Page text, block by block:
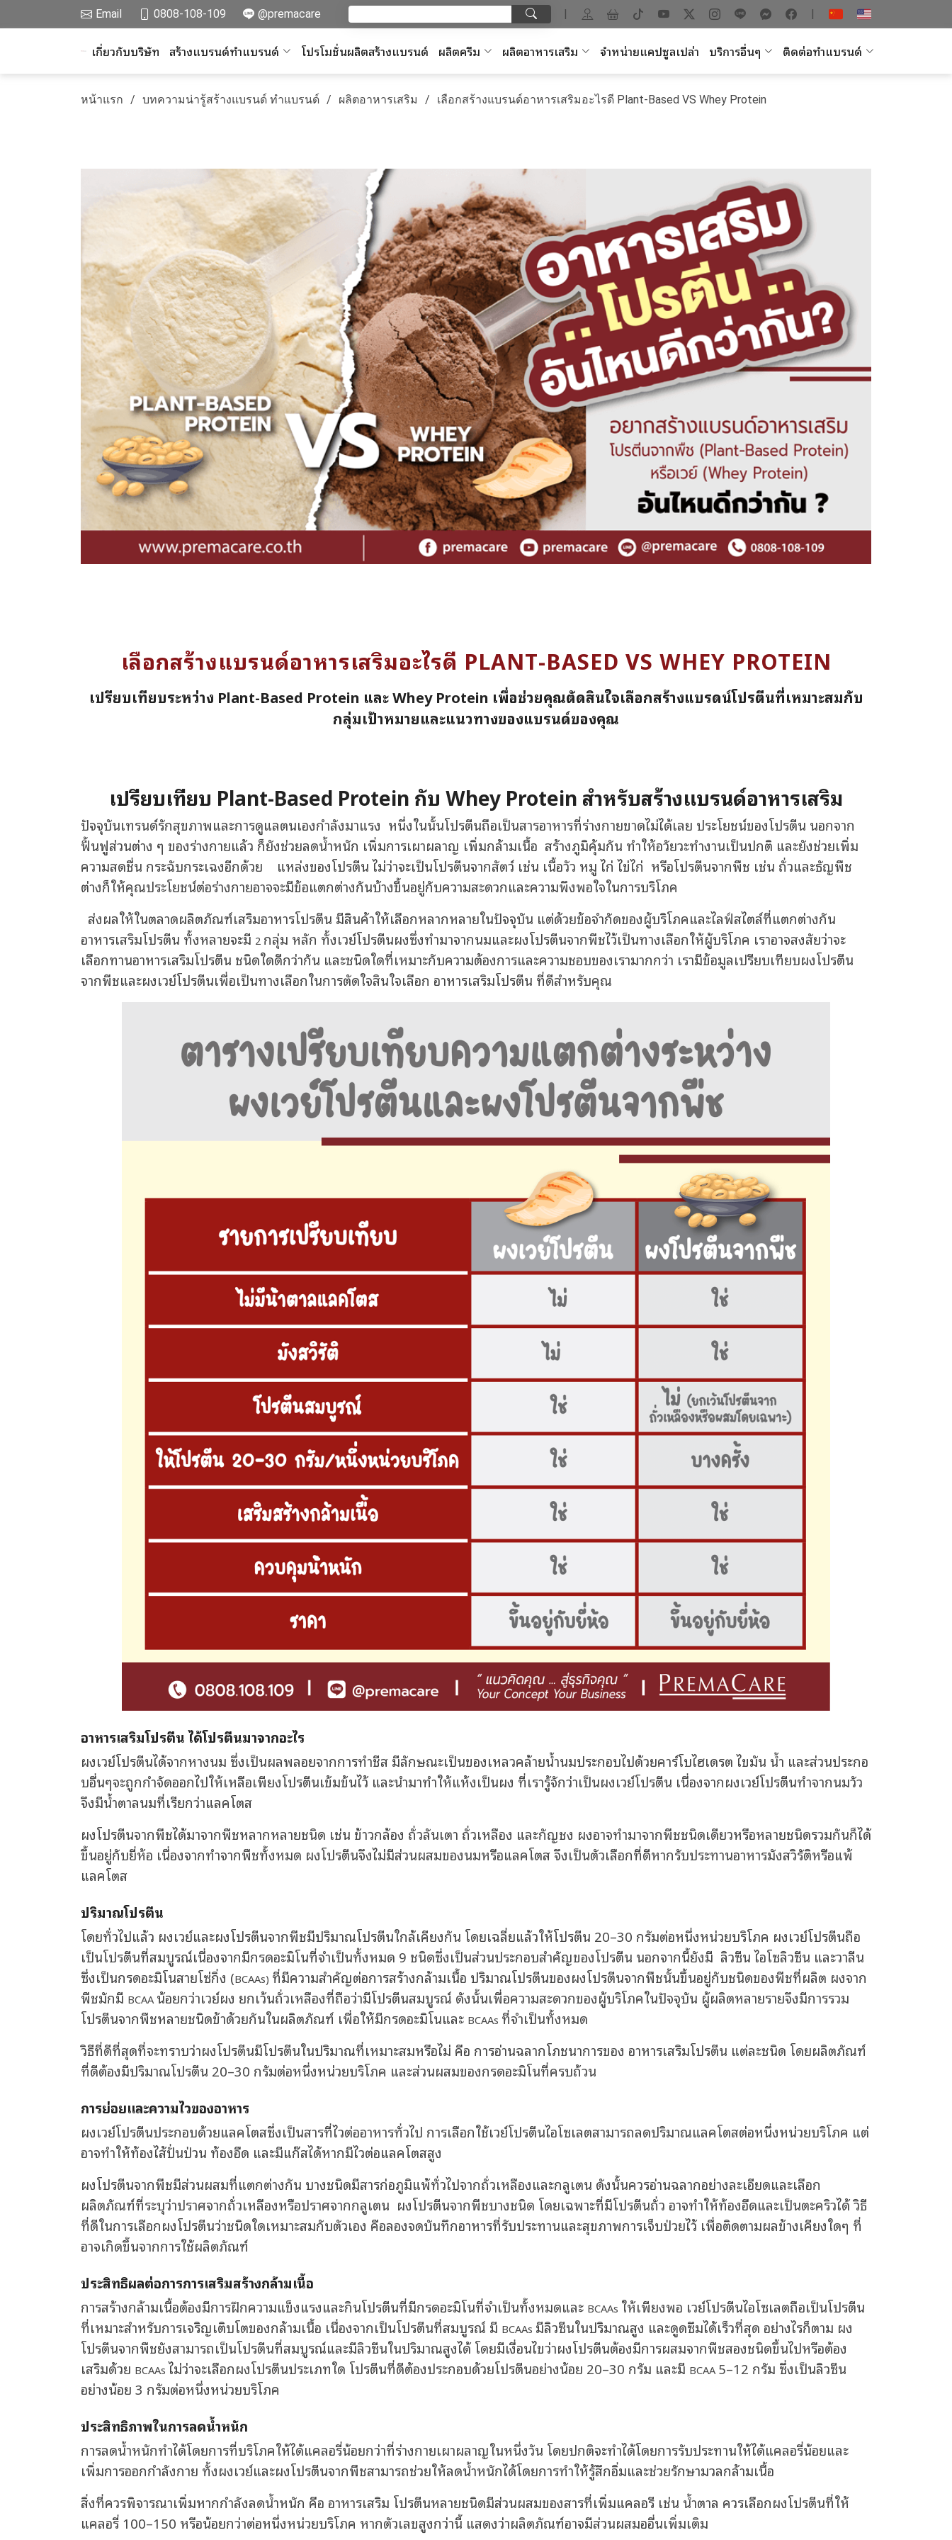
Email 0808-108-109 @premacare | |
เกี่ยวกับบริษัท สร้างแบรนด์ทำแบรนด์ โปรโมชั่นผลิตสร้างแบรนด์ ผลิตครีม ผลิตอาหารเสริม จำหน่ายแคปซูลเปล่า บริการอื่นๆ ติดต่อทำแบรนด์
หน้าแรก บทความน่ารู้สร้างแบรนด์ ทำแบรนด์ ผลิตอาหารเสริม เลือกสร้างแบรนด์อาหารเสริมอะไรดี Plant-Based VS Whey Protein
เลือกสร้างแบรนด์อาหารเสริมอะไรดี PLANT-BASED VS WHEY PROTEIN
เปรียบเทียบระหว่าง Plant-Based Protein และ Whey Protein เพื่อช่วยคุณตัดสินใจเลือกสร้างแบรดน์โปรตีนที่เหมาะสมกับ
กลุ่มเป้าหมายและแนวทางของแบรนด์ของคุณ
เปรียบเทียบ Plant-Based Protein กับ Whey Protein สำหรับสร้างแบรนด์อาหารเสริม
ปัจจุบันเทรนด์รักสุขภาพและการดูแลตนเองกำลังมาแรง หนึ่งในนั้นโปรตีนถือเป็นสารอาหารที่ร่างกายขาดไม่ได้เลย ประโยชน์ของโปรตีน นอกจาก
ฟื้นฟูส่วนต่าง ๆ ของร่างกายแล้ว ก็ยังช่วยลดน้ำหนัก เพิ่มการเผาผลาญ เพิ่มกล้ามเนื้อ สร้างภูมิคุ้มกัน ทำให้อวัยวะทำงานเป็นปกติ และยังช่วยเพิ่ม
ความสดชื่น กระฉับกระเฉงอีกด้วย แหล่งของโปรตีน ไม่ว่าจะเป็นโปรตีนจากสัตว์ เช่น เนื้อวัว หมู ไก่ ไข่ไก่ หรือโปรตีนจากพืช เช่น ถั่วและธัญพืช
ต่างก็ให้คุณประโยชน์ต่อร่างกายอาจจะมีข้อแตกต่างกันบ้างขี้นอยู่กับความสะดวกและความพึงพอใจในการบริโภค
ส่งผลให้ในตลาดผลิตภัณฑ์เสริมอาหารโปรตีน มีสินค้าให้เลือกหลากหลายในปัจจุบัน แต่ด้วยข้อจำกัดของผู้บริโภคและไลฟ์สไตล์ที่แตกต่างกัน
อาหารเสริมโปรตีน ทั้งหลายจะมี 2 กลุ่ม หลัก ทั้งเวย์โปรตีนผงซึ่งทำมาจากนมและผงโปรตีนจากพืชไว้เป็นทางเลือกให้ผู้บริโภค เราอาจสงสัยว่าจะ
เลือกทานอาหารเสริมโปรตีน ชนิดใดดีกว่ากัน และชนิดใดที่เหมาะกับความต้องการและความชอบของเรามากกว่า เรามีข้อมูลเปรียบเทียบผงโปรตีน
จากพืชและผงเวย์โปรตีนเพื่อเป็นทางเลือกในการตัดใจสินใจเลือก อาหารเสริมโปรตีน ที่ดีสำหรับคุณ
อาหารเสริมโปรตีน ได้โปรตีนมาจากอะไร
ผงเวย์โปรตีนได้จากหางนม ซึ่งเป็นผลพลอยจากการทำชีส มีลักษณะเป็นของเหลวคล้ายน้ำนมประกอบไปด้วยคาร์โบไฮเดรต ไขมัน น้ำ และส่วนประกอ
บอื่นๆจะถูกกำจัดออกไปให้เหลือเพียงโปรตีนเข้มข้นไว้ และนำมาทำให้แห้งเป็นผง ที่เรารู้จักว่าเป็นผงเวย์โปรตีน เนื่องจากผงเวย์โปรตีนทำจากนมวัว
จึงมีน้ำตาลนมที่เรียกว่าแลคโตส
ผงโปรตีนจากพืชได้มาจากพืชหลากหลายชนิด เช่น ข้าวกล้อง ถั่วลันเตา ถั่วเหลือง และกัญชง ผงอาจทำมาจากพืชชนิดเดียวหรือหลายชนิดรวมกันก็ได้
ขึ้นอยู่กับยี่ห้อ เนื่องจากทำจากพืชทั้งหมด ผงโปรตีนจึงไม่มีส่วนผสมของนมหรือแลคโตส จึงเป็นตัวเลือกที่ดีหากรับประทานอาหารมังสวิรัติหรือแพ้
แลคโตส
ปริมาณโปรตีน
โดยทั่วไปแล้ว ผงเวย์และผงโปรตีนจากพืชมีปริมาณโปรตีนใกล้เคียงกัน โดยเฉลี่ยแล้วให้โปรตีน 20–30 กรัมต่อหนึ่งหน่วยบริโภค ผงเวย์โปรตีนถือ
เป็นโปรตีนที่สมบูรณ์เนื่องจากมีกรดอะมิโนที่จำเป็นทั้งหมด 9 ชนิดซึ่งเป็นส่วนประกอบสำคัญของโปรตีน นอกจากนี้ยังมี ลิวซีน ไอโซลิวซีน และวาลีน
ซึ่งเป็นกรดอะมิโนสายโซ่กิ่ง (BCAAs) ที่มีความสำคัญต่อการสร้างกล้ามเนื้อ ปริมาณโปรตีนของผงโปรตีนจากพืชนั้นขึ้นอยู่กับชนิดของพืชที่ผลิต ผงจาก
พืชมักมี BCAAน้อยกว่าเวย์ผง ยกเว้นถั่วเหลืองที่ถือว่ามีโปรตีนสมบูรณ์ ดังนั้นเพื่อความสะดวกของผู้บริโภคในปัจจุบัน ผู้ผลิตหลายรายจึงมีการรวม
โปรตีนจากพืชหลายชนิดข้าด้วยกันในผลิตภัณฑ์ เพื่อให้มีกรดอะมิโนและ BCAAs ที่จำเป็นทั้งหมด
วิธีที่ดีที่สุดที่จะทราบว่าผงโปรตีนมีโปรตีนในปริมาณที่เหมาะสมหรือไม่ คือ การอ่านฉลากโภชนาการของ อาหารเสริมโปรตีน แต่ละชนิด โดยผลิตภัณฑ์
ที่ดีต้องมีปริมาณโปรตีน 20–30 กรัมต่อหนึ่งหน่วยบริโภค และส่วนผสมของกรดอะมิโนที่ครบถ้วน
การย่อยและความไวของอาหาร
ผงเวย์โปรตีนประกอบด้วยแลคโตสซึ่งเป็นสารที่ไวต่ออาหารทั่วไป การเลือกใช้เวย์โปรตีนไอโซเลตสามารถลดปริมาณแลคโตสต่อหนึ่งหน่วยบริโภค แต่
อาจทำให้ท้องไส้ปั่นป่วน ท้องอืด และมีแก๊สได้หากมีไวต่อแลคโตสสูง
ผงโปรตีนจากพืชมีส่วนผสมที่แตกต่างกัน บางชนิดมีสารก่อภูมิแพ้ทั่วไปจากถั่วเหลืองและกลูเตน ดังนั้นควรอ่านฉลากอย่างละเอียดและเลือก
ผลิตภัณฑ์ที่ระบุว่าปราศจากถั่วเหลืองหรือปราศจากกลูเตน ผงโปรตีนจากพืชบางชนิด โดยเฉพาะที่มีโปรตีนถั่ว อาจทำให้ท้องอืดและเป็นตะคริวได้ วิธี
ที่ดีในการเลือกผงโปรตีนว่าชนิดใดเหมาะสมกับตัวเอง คือลองจดบันทึกอาหารที่รับประทานและสุขภาพการเจ็บป่วยไว้ เพื่อติดตามผลข้างเคียงใดๆ ที่
อาจเกิดขึ้นจากการใช้ผลิตภัณฑ์
ประสิทธิผลต่อการการเสริมสร้างกล้ามเนื้อ
การสร้างกล้ามเนื้อต้องมีการฝึกความแข็งแรงและกินโปรตีนที่มีกรดอะมิโนที่จำเป็นทั้งหมดและ BCAAs ให้เพียงพอ เวย์โปรตีนไอโซเลตถือเป็นโปรตีน
ที่เหมาะสำหรับการเจริญเติบโตของกล้ามเนื้อ เนื่องจากเป็นโปรตีนที่สมบูรณ์ มี BCAAs มีลิวซีนในปริมาณสูง และดูดซึมได้เร็วที่สุด อย่างไรก็ตาม ผง
โปรตีนจากพืชยังสามารถเป็นโปรตีนที่สมบูรณ์และมีลิวซีนในปริมาณสูงได้ โดยมีเงื่อนไขว่าผงโปรตีนต้องมีการผสมจากพืชสองชนิดขึ้นไปหรือต้อง
เสริมด้วย BCAAs ไม่ว่าจะเลือกผงโปรตีนประเภทใด โปรตีนที่ดีต้องประกอบด้วยโปรตีนอย่างน้อย 20–30 กรัม และมี BCAA5–12 กรัม ซึ่งเป็นลิวซีน
อย่างน้อย 3 กรัมต่อหนึ่งหน่วยบริโภค
ประสิทธิภาพในการลดน้ำหนัก
การลดน้ำหนักทำได้โดยการที่บริโภคให้ได้แคลอรี่น้อยกว่าที่ร่างกายเผาผลาญในหนึ่งวัน โดยปกติจะทำได้โดยการรับประทานให้ได้แคลอรี่น้อยและ
เพิ่มการออกกำลังกาย ทั้งผงเวย์และผงโปรตีนจากพืชสามารถช่วยให้ลดน้ำหนักได้โดยการทำให้รู้สึกอิ่มและช่วยรักษามวลกล้ามเนื้อ
สิ่งที่ควรพิจารณาเพิ่มหากกำลังลดน้ำหนัก คือ อาหารเสริม โปรตีนหลายชนิดมีส่วนผสมของสารที่เพิ่มแคลอรี เช่น น้ำตาล ควรเลือกผงโปรตีนที่ให้
แคลอรี่ 100–150 หรือน้อยกว่าต่อหนึ่งหน่วยบริโภค หากตัวเลขสูงกว่านี้ แสดงว่าผลิตภัณฑ์อาจมีส่วนผสมออื่นเพิ่มเติม